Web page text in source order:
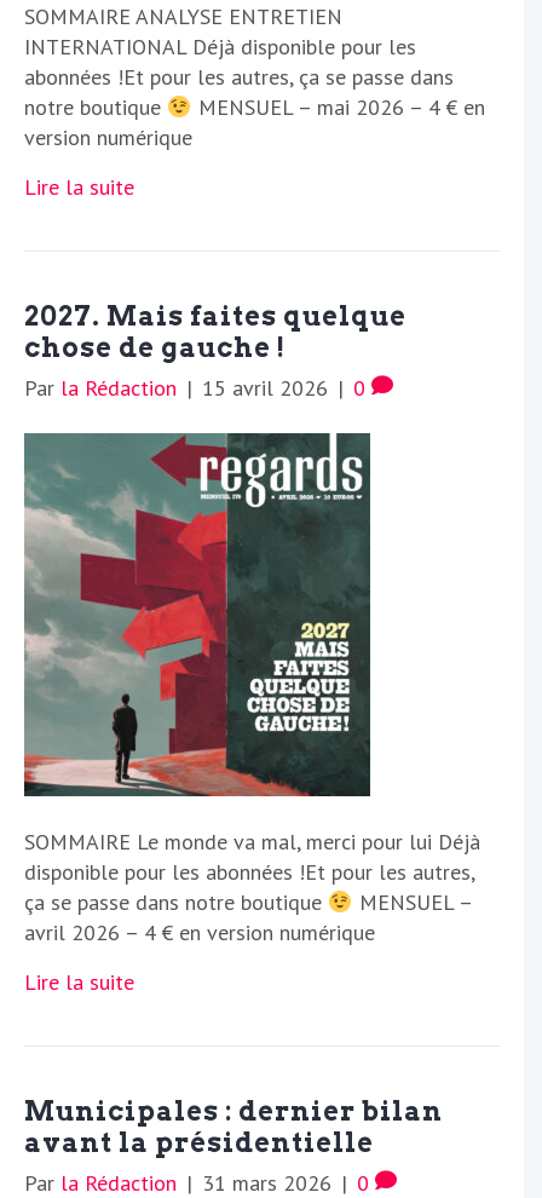
SOMMAIRE ANALYSE ENTRETIEN
INTERNATIONAL Déjà disponible pour les
abonnées !Et pour les autres, ça se passe dans
notre boutique
MENSUEL – mai 2026 – 4 € en
version numérique
Lire la suite
2027. Mais faites quelque
chose de gauche !
Par la Rédaction | 15 avril 2026 | 0
SOMMAIRE Le monde va mal, merci pour lui Déjà
disponible pour les abonnées !Et pour les autres,
ça se passe dans notre boutique
MENSUEL –
avril 2026 – 4 € en version numérique
Lire la suite
Municipales : dernier bilan
avant la présidentielle
Par la Rédaction | 31 mars 2026 | 0